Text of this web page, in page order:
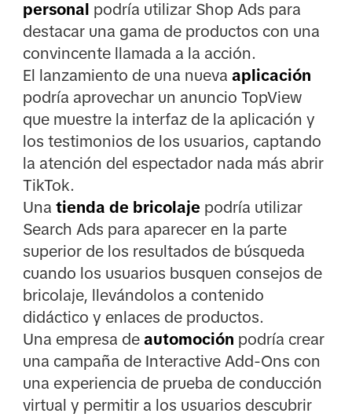
personal podría utilizar Shop Ads para
destacar una gama de productos con una
convincente llamada a la acción.
El lanzamiento de una nueva aplicación
podría aprovechar un anuncio TopView
que muestre la interfaz de la aplicación y
los testimonios de los usuarios, captando
la atención del espectador nada más abrir
TikTok.
Una tienda de bricolaje podría utilizar
Search Ads para aparecer en la parte
superior de los resultados de búsqueda
cuando los usuarios busquen consejos de
bricolaje, llevándolos a contenido
didáctico y enlaces de productos.
Una empresa de automoción podría crear
una campaña de Interactive Add-Ons con
una experiencia de prueba de conducción
virtual y permitir a los usuarios descubrir